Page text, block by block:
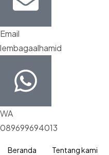
Email
lembagaalhamid
WA
089699694013
Beranda Tentang kami